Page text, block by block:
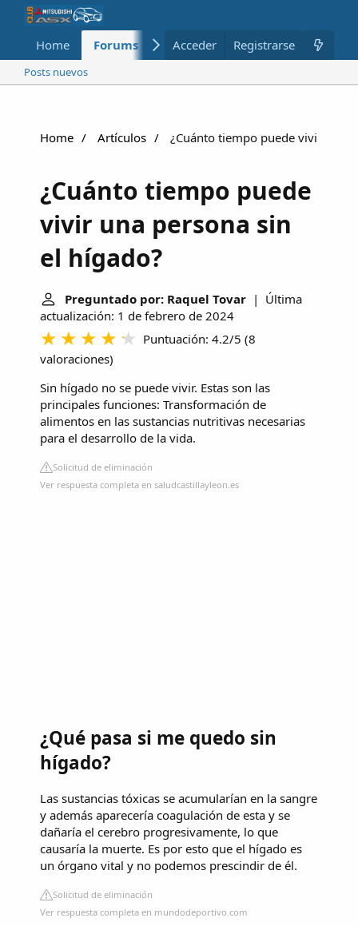
Home Forums Nuevo Miembros
Acceder Registrarse
Posts nuevos
Home Artículos ¿Cuánto tiempo puede vivir una
¿Cuánto tiempo puede
vivir una persona sin
el hígado?
Preguntado por: Raquel Tovar | Última
actualización: 1 de febrero de 2024
Puntuación: 4.2/5 (8
valoraciones)
Sin hígado no se puede vivir. Estas son las
principales funciones: Transformación de
alimentos en las sustancias nutritivas necesarias
para el desarrollo de la vida.
Solicitud de eliminación
Ver respuesta completa en saludcastillayleon.es
¿Qué pasa si me quedo sin
hígado?
Las sustancias tóxicas se acumularían en la sangre
y además aparecería coagulación de esta y se
dañaría el cerebro progresivamente, lo que
causaría la muerte. Es por esto que el hígado es
un órgano vital y no podemos prescindir de él.
Solicitud de eliminación
Ver respuesta completa en mundodeportivo.com